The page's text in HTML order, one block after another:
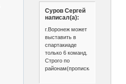
Cуров Сергей
написал(а):
г.Воронеж может
выставить в
спартакиаде
только 6 команд.
Строго по
районам(прописка)Удачи!